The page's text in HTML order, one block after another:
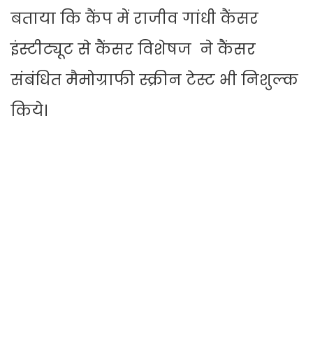
बताया कि कैंप में राजीव गांधी कैंसर
इंस्टीट्यूट से कैंसर विशेषज ने कैंसर
संबंधित मैमोग्राफी स्क्रीन टेस्ट भी निशुल्क
किये।